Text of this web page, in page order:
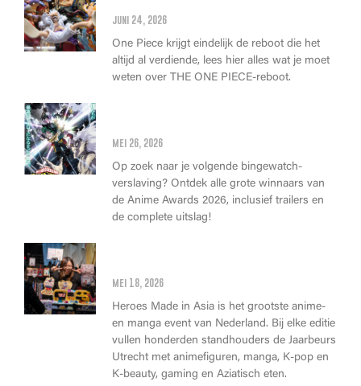
juni 24, 2026
One Piece krijgt eindelijk de reboot die het
altijd al verdiende, lees hier alles wat je moet
weten over THE ONE PIECE-reboot.
mei 26, 2026
Op zoek naar je volgende bingewatch-
verslaving? Ontdek alle grote winnaars van
de Anime Awards 2026, inclusief trailers en
de complete uitslag!
mei 18, 2026
Heroes Made in Asia is het grootste anime-
en manga event van Nederland. Bij elke editie
vullen honderden standhouders de Jaarbeurs
Utrecht met animefiguren, manga, K-pop en
K-beauty, gaming en Aziatisch eten.